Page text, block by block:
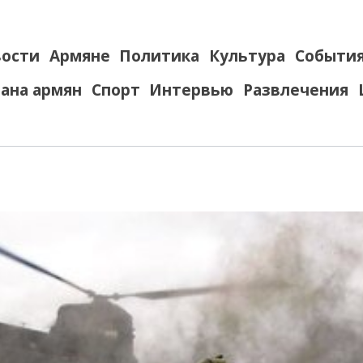
Армяне Политика Культура
армян Спорт Интервью Развлечения